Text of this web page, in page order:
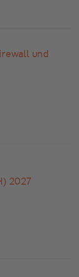
und
2027